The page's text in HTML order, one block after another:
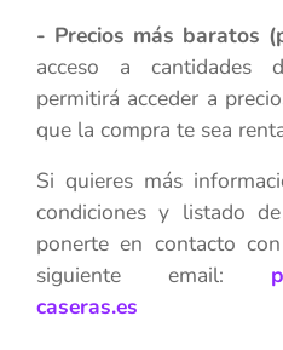
- Precios más baratos
acceso a cantidades
permitirá acceder a
que la compra te sea
Si quieres más
condiciones y listado
ponerte en contacto
siguiente email:
caseras.es